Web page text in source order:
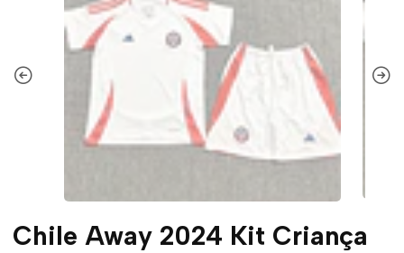
Chile Away 2024 Kit Criança